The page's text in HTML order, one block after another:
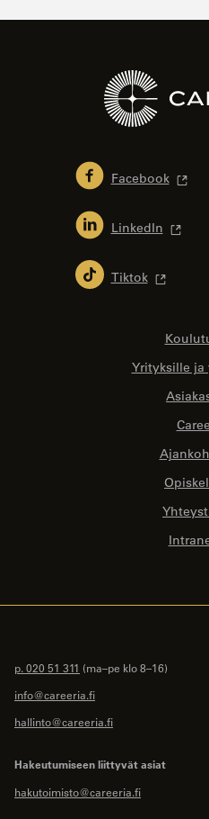
Facebook
LinkedIn
Tiktok
Yrityksille
p. 020 51 311 (ma–pe klo 8–16)
info@careeria.fi
hallinto@careeria.fi
Hakeutumiseen liittyvät asiat
hakutoimisto@careeria.fi